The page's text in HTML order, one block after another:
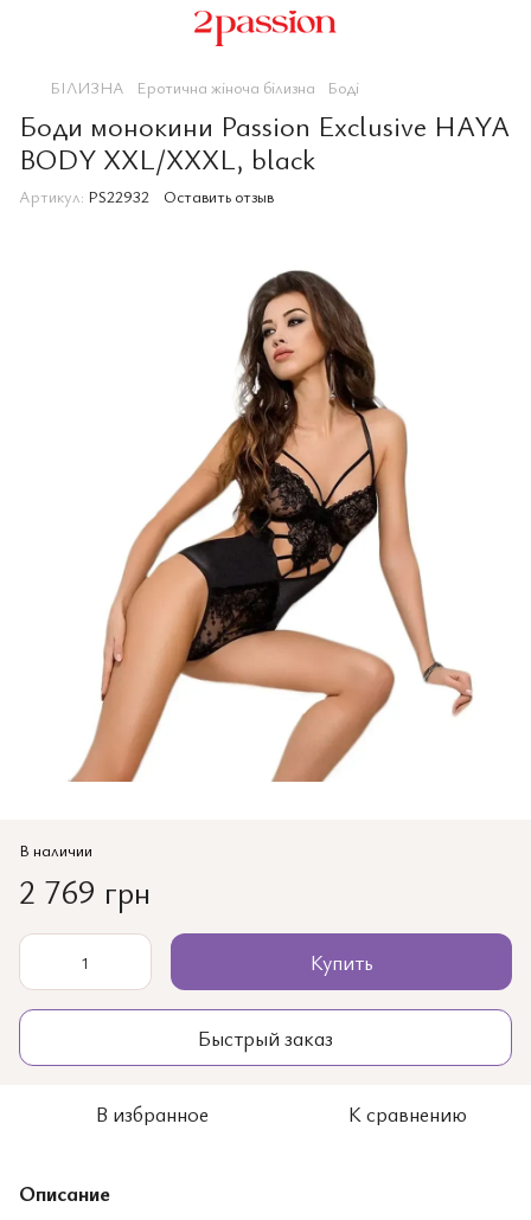
БІЛИЗНА Еротична жіноча білизна Боді
Боди монокини Passion Exclusive HAYA
BODY XXL/XXXL, black
Артикул: PS22932 Оставить отзыв
В наличии
2 769 грн
Купить
Быстрый заказ
В избранное К сравнению
Описание